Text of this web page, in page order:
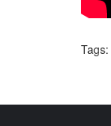
Tags: